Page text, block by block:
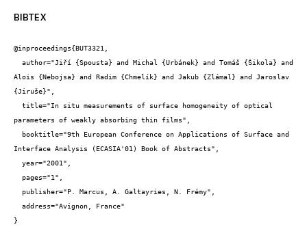
BIBTEX
@inproceedings{BUT3321,
Alois {Nebojsa} and Radim {Chmelík} and Jakub {Zlámal} and Jaroslav
{Jiruše}",
parameters of weakly absorbing thin films",
Interface Analysis (ECASIA'01) Book of Abstracts",
}